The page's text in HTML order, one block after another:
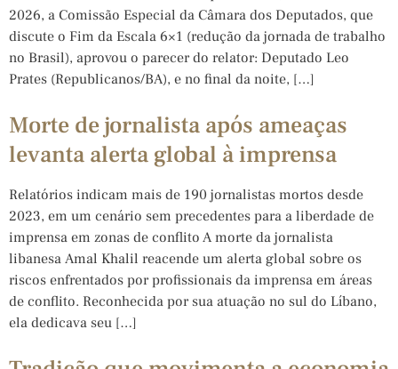
2026, a Comissão Especial da Câmara dos Deputados, que
discute o Fim da Escala 6×1 (redução da jornada de trabalho
no Brasil), aprovou o parecer do relator: Deputado Leo
Prates (Republicanos/BA), e no final da noite, […]
Morte de jornalista após ameaças
levanta alerta global à imprensa
Relatórios indicam mais de 190 jornalistas mortos desde
2023, em um cenário sem precedentes para a liberdade de
imprensa em zonas de conflito A morte da jornalista
libanesa Amal Khalil reacende um alerta global sobre os
riscos enfrentados por profissionais da imprensa em áreas
de conflito. Reconhecida por sua atuação no sul do Líbano,
ela dedicava seu […]